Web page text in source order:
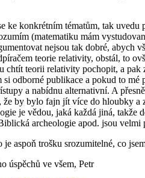
ke konkrétním tématům, tak uvedu
(matematiku mám
nejsou tak dobré, abych
teorie relativity, obstál, to
chtít teorii relativity pochopit, a
si odborné publikace a pokud to
a nabídnu alternativní. A
by bylo fajn jít více do hloubky a
je vědou, jaká každá jiná, takže
archeologie apod. jsou
je aspoň trošku srozumitelné, co
úspěchů ve všem, Petr